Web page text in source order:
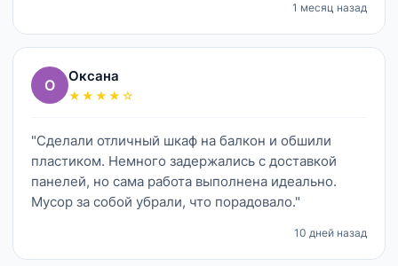
1 месяц назад
О Оксана
★★★★☆
"Сделали отличный шкаф на балкон и обшили
пластиком. Немного задержались с доставкой
панелей, но сама работа выполнена идеально.
Мусор за собой убрали, что порадовало."
10 дней назад